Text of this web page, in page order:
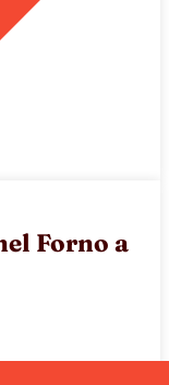
Forno a